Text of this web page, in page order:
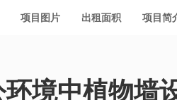
项目图片 出租面积 项目简
境中植物墙